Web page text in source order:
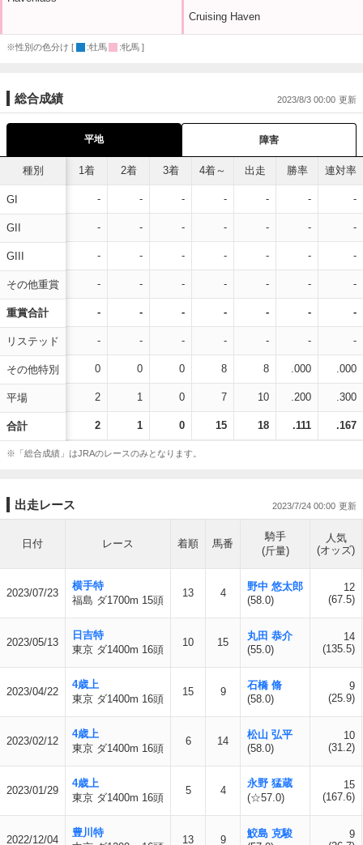
Cruising Haven
※性別の色分け [ :牡馬 :牝馬 ]
総合成績 2023/8/3 00:00
平地 障害
種別
GI
GII
GIII
その他重賞
重賞合計
リステッド
その他特別
平場
合計
1着 2着 3着 4着～ 出走 勝率 連対率
- - - - - - -
- - - - - - -
- - - - - - -
- - - - - - -
- - - - - - -
- - - - - - -
0 0 0 8 8 .000 .000
2 1 0 7 10 .200 .300
2 1 0 15 18 .111 .167
※「総合成績」はJRAのレースのみとなります。
出走レース 2023/7/24 00:00
日付 レース 着順 馬番
騎手
(斤量)
人気
(オッズ)
2023/07/23
横手特
福島 ダ1700m 15頭
13 4
野中 悠太郎
(58.0)
12
(67.5)
2023/05/13
日吉特
東京 ダ1400m 16頭
10 15
丸田 恭介
(55.0)
14
(135.5)
2023/04/22
4歳上
東京 ダ1400m 16頭
15 9
石橋 脩
(58.0)
9
(25.9)
2023/02/12
4歳上
東京 ダ1400m 16頭
6 14
松山 弘平
(58.0)
10
(31.2)
2023/01/29
4歳上
東京 ダ1400m 16頭
5 4
永野 猛蔵
(☆57.0)
15
(167.6)
2022/12/04
豊川特
13 9
鮫島 克駿
9